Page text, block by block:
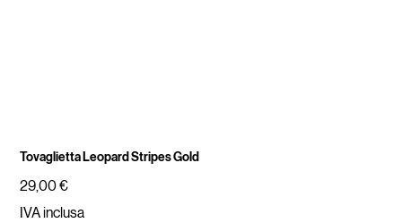
Tovaglietta Leopard Stripes Gold
Prezzo
29,00 €
IVA inclusa